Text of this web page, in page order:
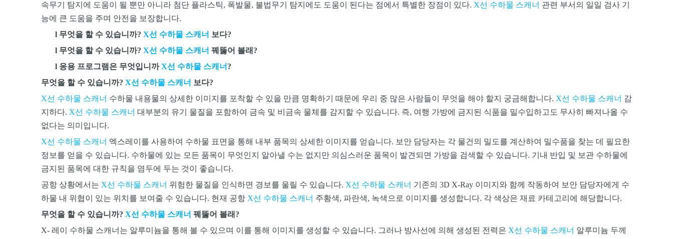
속무기 탐지에 도움이 될 뿐만 아니라 첨단 플라스틱, 폭발물, 불법무기 탐지에도 도움이 된다는 점에서 특별한 장점이 있다. X선 수하물 스캐너 관련 부서의 일일 검사 기
능에 큰 도움을 주며 안전을 보장합니다.
l 무엇을 할 수 있습니까? X선 수하물 스캐너 보다?
l 무엇을 할 수 있습니까? X선 수하물 스캐너 꿰뚫어 볼래?
l 응용 프로그램은 무엇입니까X선 수하물 스캐너 ?
무엇을 할 수 있습니까? X선 수하물 스캐너 보다?
X선 수하물 스캐너 수하물 내용물의 상세한 이미지를 포착할 수 있을 만큼 명확하기 때문에 우리 중 많은 사람들이 무엇을 해야 할지 궁금해합니다. X선 수하물 스캐너 감
지하다. X선 수하물 스캐너 대부분의 유기 물질을 포함하여 금속 및 비금속 물체를 감지할 수 있습니다. 즉, 여행 가방에 금지된 식품을 밀수입하고도 무사히 빠져나올 수
없다는 의미입니다.
X선 수하물 스캐너 엑스레이를 사용하여 수하물 표면을 통해 내부 품목의 상세한 이미지를 얻습니다. 보안 담당자는 각 물건의 밀도를 계산하여 밀수품을 찾는 데 필요한
정보를 얻을 수 있습니다. 수하물에 있는 모든 품목이 무엇인지 알아낼 수는 없지만 의심스러운 품목이 발견되면 가방을 검색할 수 있습니다. 기내 반입 및 보관 수하물에
금지된 품목에 대한 규칙을 염두에 두는 것이 좋습니다.
공항 상황에서는 X선 수하물 스캐너 위험한 물질을 인식하면 경보를 울릴 수 있습니다. X선 수하물 스캐너 기존의 3D X-Ray 이미지와 함께 작동하여 보안 담당자에게 수
하물 내 위협이 있는 위치를 보여줄 수 있습니다. 현재 공항 X선 수하물 스캐너 주황색, 파란색, 녹색으로 이미지를 생성합니다. 각 색상은 재료 카테고리에 해당합니다.
무엇을 할 수 있습니까? X선 수하물 스캐너 꿰뚫어 볼래?
X- 레이 수하물 스캐너는 알루미늄을 통해 볼 수 있으며 이를 통해 이미지를 생성할 수 있습니다. 그러나 방사선에 의해 생성된 전력은 X선 수하물 스캐너 알루미늄 두께